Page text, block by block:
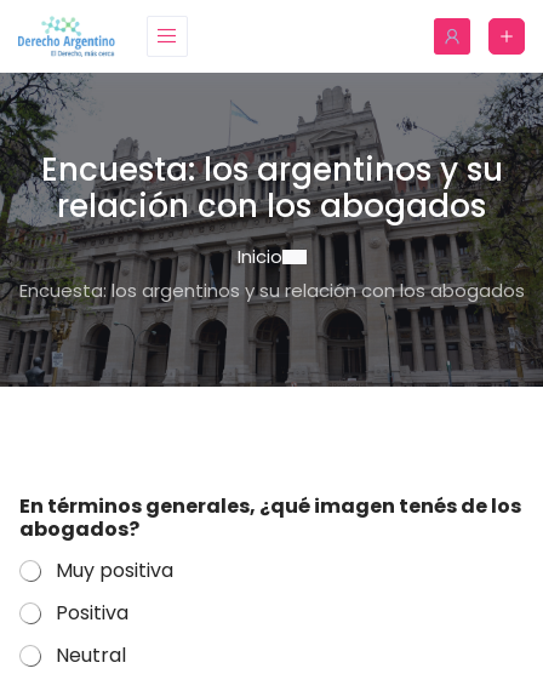
Encuesta: los argentinos y su
relación con los abogados
Inicio
Encuesta: los argentinos y su relación con los abogados
En términos generales, ¿qué imagen tenés de los
abogados?
Muy positiva
Positiva
Neutral